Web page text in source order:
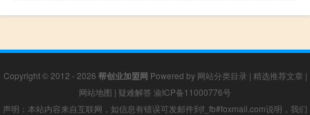
Copyright © 2012 - 2026 帮创业加盟网 Powered by 网站分类目录 | 精选推荐文章 |
网站地图 | 疑难解答 渝ICP备11000776号
声明：本站内容来自互联网，如信息有错误可发邮件到f_fb#foxmail.com说明，我们